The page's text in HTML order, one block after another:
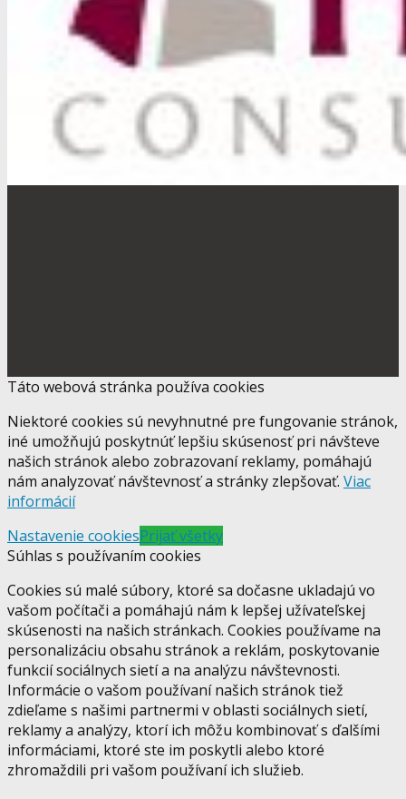
Táto webová stránka používa cookies
Niektoré cookies sú nevyhnutné pre fungovanie stránok,
iné umožňujú poskytnúť lepšiu skúsenosť pri návšteve
našich stránok alebo zobrazovaní reklamy, pomáhajú
nám analyzovať návštevnosť a stránky zlepšovať. Viac
informácií
Nastavenie cookiesPrijať všetky
Súhlas s používaním cookies
Cookies sú malé súbory, ktoré sa dočasne ukladajú vo
vašom počítači a pomáhajú nám k lepšej užívateľskej
skúsenosti na našich stránkach. Cookies používame na
personalizáciu obsahu stránok a reklám, poskytovanie
funkcií sociálnych sietí a na analýzu návštevnosti.
Informácie o vašom používaní našich stránok tiež
zdieľame s našimi partnermi v oblasti sociálnych sietí,
reklamy a analýzy, ktorí ich môžu kombinovať s ďalšími
informáciami, ktoré ste im poskytli alebo ktoré
zhromaždili pri vašom používaní ich služieb.